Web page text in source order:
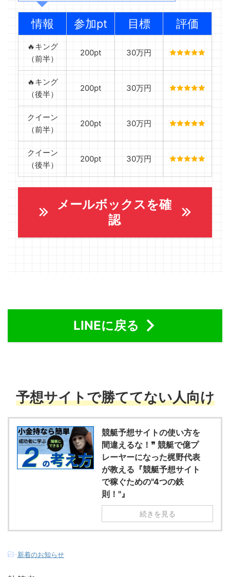
情報 参加pt 目標 評価
🔥キング
（前半）
200pt 30万円
🔥キング
（後半）
200pt 30万円
クイーン
（前半）
200pt 30万円
クイーン
（後半）
200pt 30万円
メールボックスを確
認
LINEに戻る
予想サイトで勝ててない人向け
競艇予想サイトの使い方を
間違えるな！❞ 競艇で億プ
レーヤーになった梶野代表
が教える『競艇予想サイト
で稼ぐための"4つの鉄
則！"』
続きを見る
-新着のお知らせ